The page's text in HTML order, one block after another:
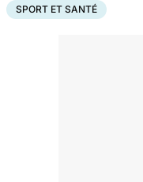
SPORT ET SANTÉ